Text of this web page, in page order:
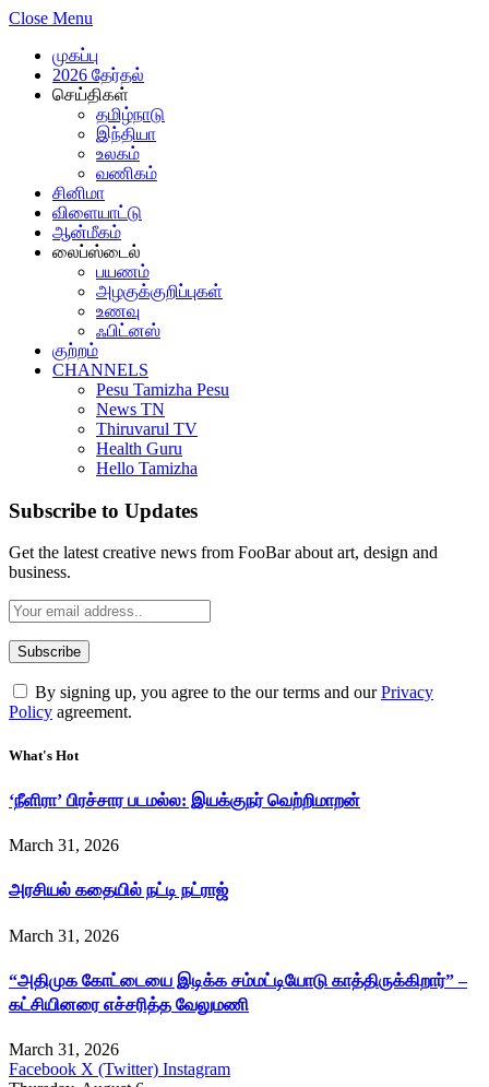
Close Menu
முகப்பு
2026 தேர்தல்
செய்திகள்
தமிழ்நாடு
இந்தியா
உலகம்
வணிகம்
சினிமா
விளையாட்டு
ஆன்மீகம்
லைப்ஸ்டைல்
பயணம்
அழகுக்குறிப்புகள்
உணவு
ஃபிட்னஸ்
குற்றம்
CHANNELS
Pesu Tamizha Pesu
News TN
Thiruvarul TV
Health Guru
Hello Tamizha
Subscribe to Updates
Get the latest creative news from FooBar about art, design and
business.
By signing up, you agree to the our terms and ourPrivacy
Policy agreement.
What's Hot
‘நீளிரா’ பிரச்சார படமல்ல: இயக்குநர் வெற்றிமாறன்
March 31, 2026
அரசியல் கதையில் நட்டி நட்ராஜ்
March 31, 2026
“அதிமுக கோட்டையை இடிக்க சம்மட்டியோடு காத்திருக்கிறார்” –
கட்சியினரை எச்சரித்த வேலுமணி
March 31, 2026
Facebook X (Twitter) Instagram